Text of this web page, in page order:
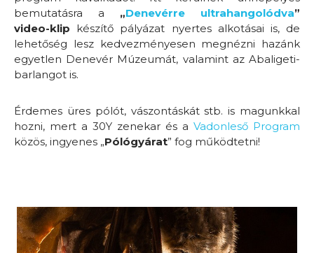
bemutatásra a „Denevérre ultrahangolódva”
video-klip készítő pályázat nyertes alkotásai is, de
lehetőség lesz kedvezményesen megnézni hazánk
egyetlen Denevér Múzeumát, valamint az Abaligeti-
barlangot is.
Érdemes üres pólót, vászontáskát stb. is magunkkal
hozni, mert a 30Y zenekar és a Vadonleső Program
közös, ingyenes „Pólógyárat” fog működtetni!